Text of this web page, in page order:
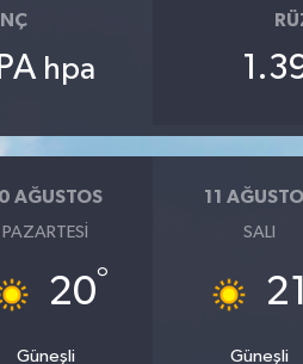
hpa
AĞUSTOS
PAZARTESI
20°
Güneşli
11
SALI
21
Güneşli